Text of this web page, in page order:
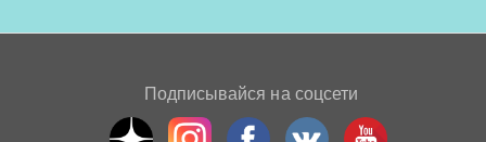
Подписывайся на соцсети